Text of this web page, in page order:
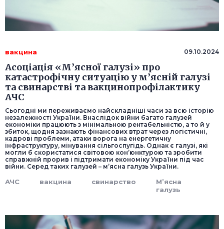
вакцина 09.10.2024
Асоціація «М’ясної галузі» про
катастрофічну ситуацію у м’ясній галузі
та свинарстві та вакцинопрофілактику
АЧС
Сьогодні ми переживаємо найскладніші часи за всю історію
незалежності України. Внаслідок війни багато галузей
економіки працюють з мінімальною рентабельністю, а то й у
збиток, щодня зазнають фінансових втрат через логістичні,
кадрові проблеми, атаки ворога на енергетичну
інфраструктуру, мінування сільгоспугідь. Однак є галузі, які
могли б скористатися світовою кон’юнктурою та зробити
справжній прорив і підтримати економіку України під час
війни. Серед таких галузей – м’ясна галузь України.
АЧС вакцина свинарство
М’ясна
галузь